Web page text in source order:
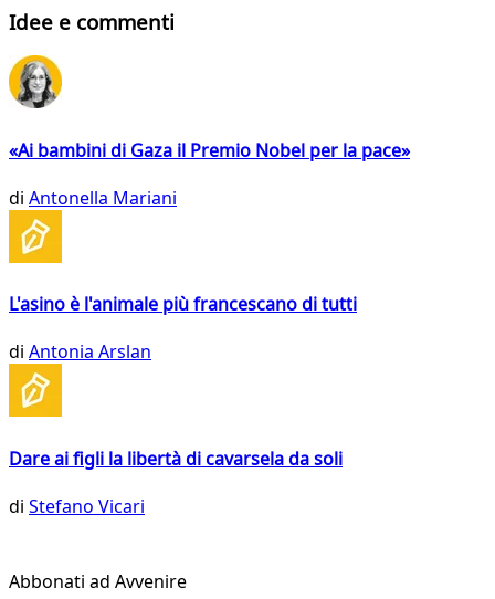
Idee e commenti
«Ai bambini di Gaza il Premio Nobel per la pace»
di Antonella Mariani
L'asino è l'animale più francescano di tutti
di Antonia Arslan
Dare ai figli la libertà di cavarsela da soli
di Stefano Vicari
Abbonati ad Avvenire